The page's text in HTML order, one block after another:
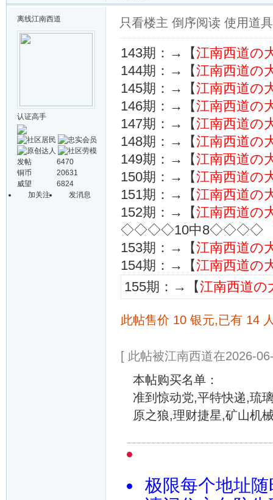
离线江南西道
认证高手
发帖
6470
铜币
20631
威望
6824
加关注
发消息
只看楼主 倒序阅读 使用道具
143期：→【江南西道の
144期：→【江南西道の
145期：→【江南西道の
146期：→【江南西道の
147期：→【江南西道の
148期：→【江南西道の
149期：→【江南西道の
150期：→【江南西道の
151期：→【江南西道の
152期：→【江南西道の
◇◇◇◇10中8◇◇◇◇
153期：→【江南西道の
154期：→【江南西道の
155期：→【江南西道の
此帖售价 10 银元,已有 14
[ 此帖被江南西道在2026-
本帖购买名单：
准到惊动党,平特快递,琉
原之狼,理财捷星,矿山机
极限每个地址